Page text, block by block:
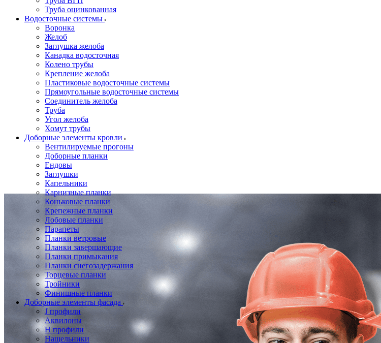
Труба оцинкованная
Водосточные системы
Воронка
Желоб
Заглушка желоба
Канадка водосточная
Колено трубы
Крепление желоба
Пластиковые водосточные системы
Прямоугольные водосточные системы
Соединитель желоба
Труба
Угол желоба
Хомут трубы
Доборные элементы кровли
Вентилируемые прогоны
Доборные планки
Ендовы
Заглушки
Капельники
Карнизные планки
Коньковые планки
Крепежные планки
Лобовые планки
Парапеты
Планки ветровые
Планки завершающие
Планки примыкания
Планки снегозадержания
Торцевые планки
Тройники
Финишные планки
Доборные элементы фасада
J профили
Аквилоны
Н профили
Нащельники